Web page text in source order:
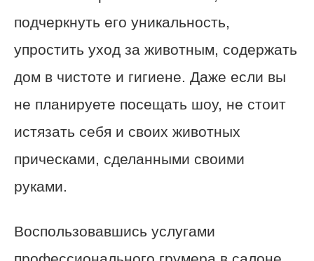
подчеркнуть его уникальность,
упростить уход за животным, содержать
дом в чистоте и гигиене. Даже если вы
не планируете посещать шоу, не стоит
истязать себя и своих животных
прическами, сделанными своими
руками.
Воспользовавшись услугами